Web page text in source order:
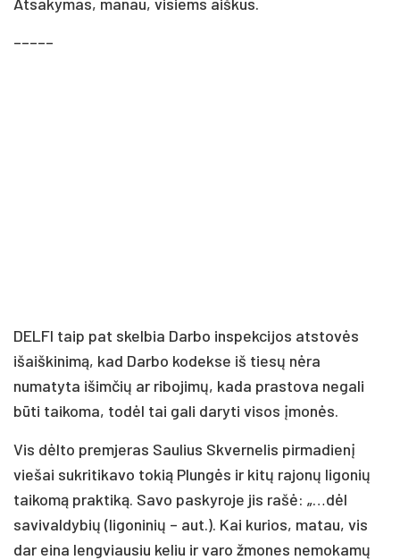
–––––
DELFI taip pat skelbia Darbo inspekcijos atstovės
išaiškinimą, kad Darbo kodekse iš tiesų nėra
numatyta išimčių ar ribojimų, kada prastova negali
būti taikoma, todėl tai gali daryti visos įmonės.
Vis dėlto premjeras Saulius Skvernelis pirmadienį
viešai sukritikavo tokią Plungės ir kitų rajonų ligonių
taikomą praktiką. Savo paskyroje jis rašė: „…dėl
savivaldybių (ligoninių – aut.). Kai kurios, matau, vis
dar eina lengviausiu keliu ir varo žmones nemokamų